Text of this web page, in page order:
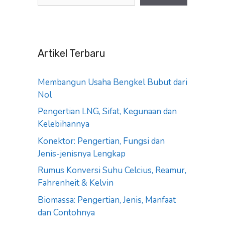
Artikel Terbaru
Membangun Usaha Bengkel Bubut dari
Nol
Pengertian LNG, Sifat, Kegunaan dan
Kelebihannya
Konektor: Pengertian, Fungsi dan
Jenis-jenisnya Lengkap
Rumus Konversi Suhu Celcius, Reamur,
Fahrenheit & Kelvin
Biomassa: Pengertian, Jenis, Manfaat
dan Contohnya